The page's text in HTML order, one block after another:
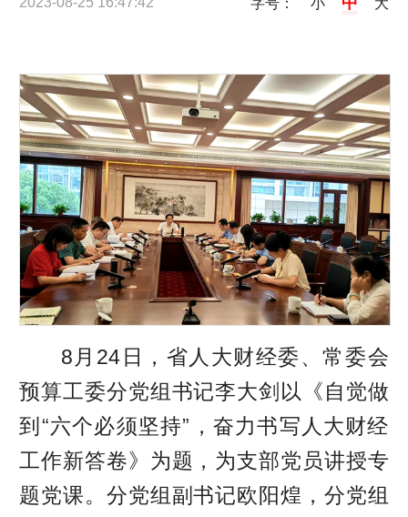
字号： 小 大
8月24日，省人大财经委、常委会
预算工委分党组书记李大剑以《自觉做
到“六个必须坚持”，奋力书写人大财经
工作新答卷》为题，为支部党员讲授专
题党课。分党组副书记欧阳煌，分党组